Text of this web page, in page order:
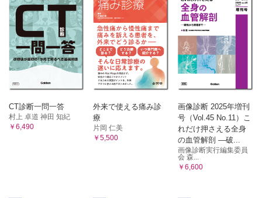
CT診断一問一答
村上 卓道 神田 知紀
￥6,490
外来で使える痛み診
療
片岡 仁美
￥5,500
画像診断 2025年増刊
号（Vol.45 No.11）こ
れだけ押さえる全身
の血管解剖 ―破...
画像診断実行編集委員
会 森...
￥6,600